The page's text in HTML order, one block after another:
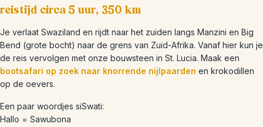
reistijd circa 5 uur, 350 km
Je verlaat Swaziland en rijdt naar het zuiden langs Manzini en Big
Bend (grote bocht) naar de grens van Zuid-Afrika. Vanaf hier kun je
de reis vervolgen met onze bouwsteen in St. Lucia. Maak een
bootsafari op zoek naar knorrende nijlpaarden en krokodillen
op de oevers.
Een paar woordjes siSwati:
Hallo = Sawubona